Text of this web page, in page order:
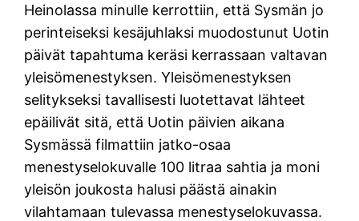
Heinolassa minulle kerrottiin, että Sysmän jo
perinteiseksi kesäjuhlaksi muodostunut Uotin
päivät tapahtuma keräsi kerrassaan valtavan
yleisömenestyksen. Yleisömenestyksen
selitykseksi tavallisesti luotettavat lähteet
epäilivät sitä, että Uotin päivien aikana
Sysmässä filmattiin jatko-osaa
menestyselokuvalle 100 litraa sahtia ja moni
yleisön joukosta halusi päästä ainakin
vilahtamaan tulevassa menestyselokuvassa.